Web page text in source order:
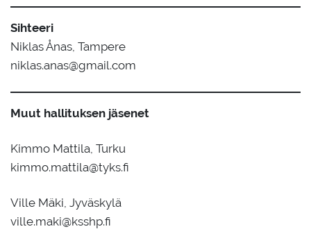
Sihteeri
Niklas Ånas, Tampere
niklas.anas@gmail.com
Muut hallituksen jäsenet
Kimmo Mattila, Turku
kimmo.mattila@tyks.fi
Ville Mäki, Jyväskylä
ville.maki@ksshp.fi